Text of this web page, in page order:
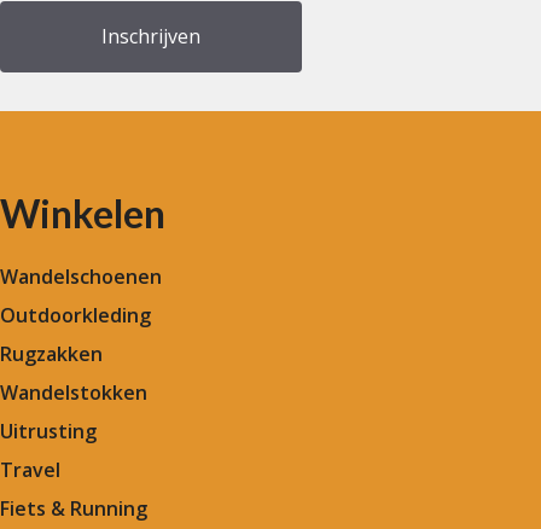
Winkelen
Wandelschoenen
Outdoorkleding
Rugzakken
Wandelstokken
Uitrusting
Travel
Fiets & Running